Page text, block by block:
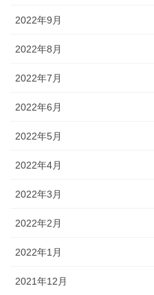
2022年9月
2022年8月
2022年7月
2022年6月
2022年5月
2022年4月
2022年3月
2022年2月
2022年1月
2021年12月